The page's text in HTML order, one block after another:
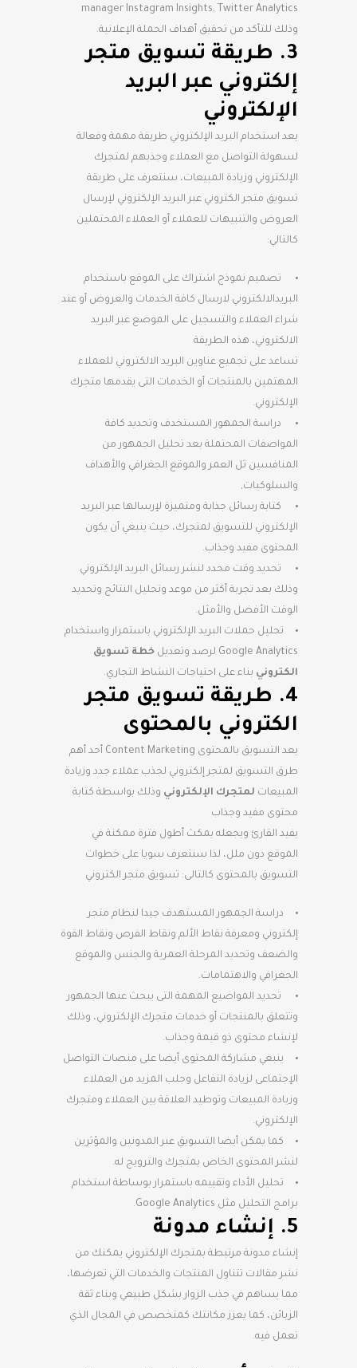
manager Instagram Insights, Twitter Analytics
وذلك للتأكد من تحقيق أهداف الحملة الإعلانية.
3. طريقة تسويق متجر
إلكتروني عبر البريد
الإلكتروني
يعد استخدام البريد الإلكتروني طريقة مهمة وفعالة
لسهولة التواصل مع العملاء وجذبهم لمتجرك
الإلكتروني وزيادة المبيعات، سنتعرف على طريقة
تسويق متجر الكتروني عبر البريد الإلكتروني لإرسال
العروض والتنبيهات للعملاء أو العملاء المحتملين
كالتالي:
تصميم نموذج اشتراك على الموقع باستخدام
البريدالالكتروني لارسال كافة الخدمات والعروض أو عند
شراء العملاء والتسجيل على الموصع عبر البريد
الالكتروني، هذه الطريقة
تساعد على تجميع عناوين البريد الالكتروني للعملاء
المهتمين بالمنتجات أو الخدمات التى يقدمها متجرك
الإلكتروني.
دراسة الجمهور المستخدف وتحديد كافة
المواصفات المحتملة بعد تحليل الجمهور من
المنافسين ثل العمر والموقع الجغرافي والأهداف
والسلوكيات,
كتابة رسائل جذابة ومتميزة لإرسالها عبر البريد
الإلكتروني للتسويق لمتجرك، حيث ينبغي أن يكون
المحتوى مفيد وجذاب.
تحديد وقت محدد لنشر رسائل البريد الإلكتروني
وذلك بعد تجربة أكثر من موعد وتحليل النتائج وتحديد
الوقت الأفضل والأمثل.
تحليل حملات البريد الإلكتروني باستمرار واستخدام
Google Analytics لرصد وتعديل
خطة تسويق
الكتروني بناء على احتياجات النشاط التجاري.
4. طريقة تسويق متجر
الكتروني بالمحتوى
يعد التسويق بالمحتوى Content Marketing أحد أهم
طرق التسويق لمتجر إلكتروني لجذب عملاء جدد وزيادة
المبيعات لمتجرك الإلكتروني وذلك بواسطة كتابة
محتوى مفيد وجذاب
يفيد القارئ ويجعله يمكث أطول فترة ممكنة في
الموقع دون ملل، لذا سنتعرف سويا على خطوات
التسويق بالمحتوى كالتالى: تسويق متجر الكتروني
دراسة الجمهور المستهدف جيدا لنظام متجر
إلكتروني ومعرفة نقاط الألم ونقاط الفرص ونقاط القوة
والضعف وتحديد المرحلة العمرية والجنس والموقع
الجغرافي والاهتمامات.
تحديد المواضيع المهمة التى يبحث عنها الجمهور
وتتعلق بالمنتجات أو خدمات متجرك الإلكتروني، وذلك
لإنشاء محتوى ذو قيمة وجذاب.
ينبغي مشاركة المحتوى أيضا على منصات التواصل
الإجتماعى لزيادة التفاعل وجلب المزيد من العملاء
وزيادة المبيعات وتوطيد العلاقة بين العملاء ومتجرك
الإلكتروني.
كما يمكن أيضا التسويق عبر المدونين والمؤثرين
لنشر المحتوى الخاص بمتجرك والترويج له.
تحليل الأداء وتقييمه باستمرار بوساطة استخدام
برامج التحليل مثل Google Analytics.
5. إنشاء مدونة
إنشاء مدونة مرتبطة بمتجرك الإلكتروني يمكنك من
نشر مقالات تتناول المنتجات والخدمات التي تعرضها،
مما يساهم في جذب الزوار بشكل طبيعي وبناء ثقة
الزبائن، كما يعزز مكانتك كمتخصص في المجال الذي
تعمل فيه.